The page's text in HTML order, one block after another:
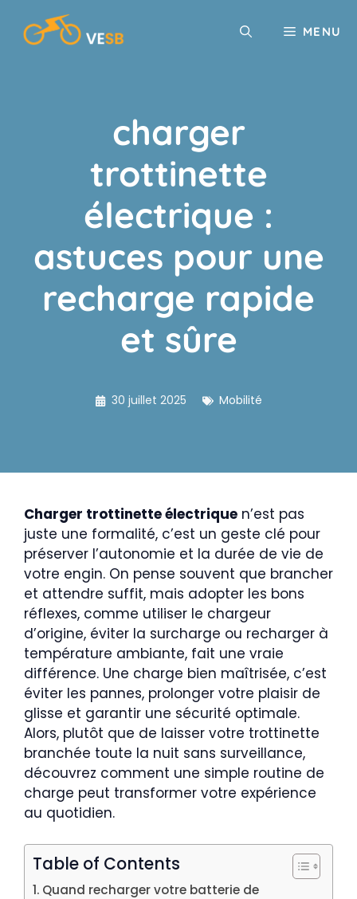
contenu
MENU
charger
trottinette
électrique :
astuces pour une
recharge rapide
et sûre
30 juillet 2025 Mobilité
Charger trottinette électrique n’est pas
juste une formalité, c’est un geste clé pour
préserver l’autonomie et la durée de vie de
votre engin. On pense souvent que brancher
et attendre suffit, mais adopter les bons
réflexes, comme utiliser le chargeur
d’origine, éviter la surcharge ou recharger à
température ambiante, fait une vraie
différence. Une charge bien maîtrisée, c’est
éviter les pannes, prolonger votre plaisir de
glisse et garantir une sécurité optimale.
Alors, plutôt que de laisser votre trottinette
branchée toute la nuit sans surveillance,
découvrez comment une simple routine de
charge peut transformer votre expérience
au quotidien.
Table of Contents
Quand recharger votre batterie de